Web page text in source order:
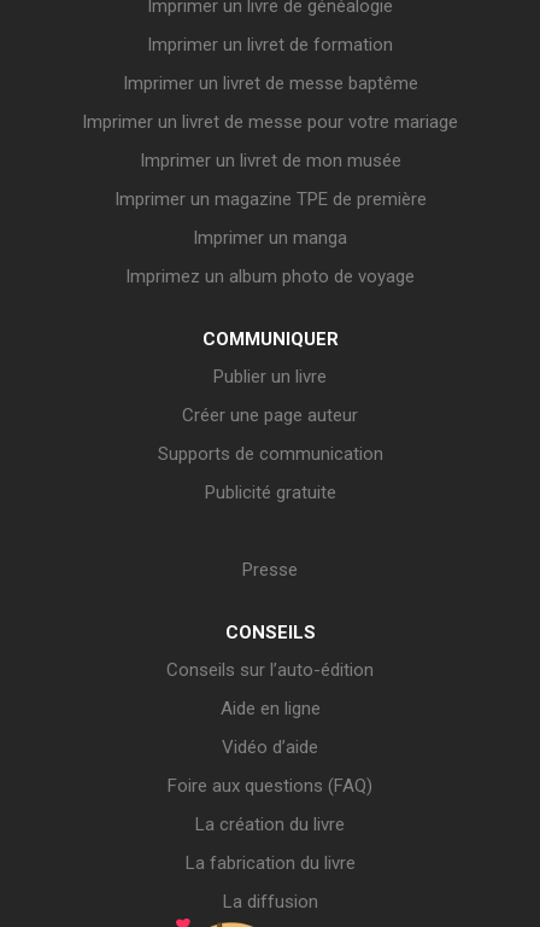
Imprimer un livre de généalogie
Imprimer un livret de formation
Imprimer un livret de messe baptême
Imprimer un livret de messe pour votre mariage
Imprimer un livret de mon musée
Imprimer un magazine TPE de première
Imprimer un manga
Imprimez un album photo de voyage
COMMUNIQUER
Publier un livre
Créer une page auteur
Supports de communication
Publicité gratuite
Presse
CONSEILS
Conseils sur l’auto-édition
Aide en ligne
Vidéo d’aide
Foire aux questions (FAQ)
La création du livre
La fabrication du livre
La diffusion